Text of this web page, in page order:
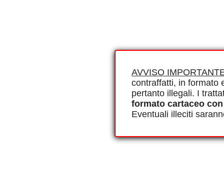
AVVISO
contraffatti, in formato
pertanto illegali. I
formato cartaceo
Eventuali illeciti